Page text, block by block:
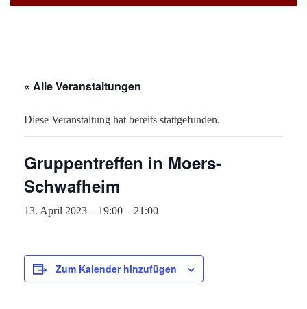
« Alle Veranstaltungen
Diese Veranstaltung hat bereits stattgefunden.
Gruppentreffen in Moers-
Schwafheim
13. April 2023 – 19:00 – 21:00
Zum Kalender hinzufügen